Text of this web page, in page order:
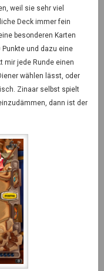
weil sie sehr viel
Deck immer fein
besonderen Karten
und dazu eine
mir jede Runde einen
wählen lässt, oder
Zinaar selbst spielt
dann ist der